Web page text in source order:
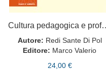
Cultura pedagogica e professionalità nella formazione del maestro italiano
Autore: Redi Sante Di Pol
Editore: Marco Valerio
24,00 €